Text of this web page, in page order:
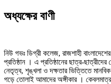
অধ্যক্ষের বাণী
নিউ গভঃ ডিগ্রী কলেজ, রাজশাহী
প্রতিষ্ঠান । এ প্রতিষ্ঠানের ছাত্র-
নেতৃত্ব, শৃঙ্খলা ও দক্ষতার ভিত্তিতে
গড়ে তোলাই আমাদের অঙ্গীকার ।